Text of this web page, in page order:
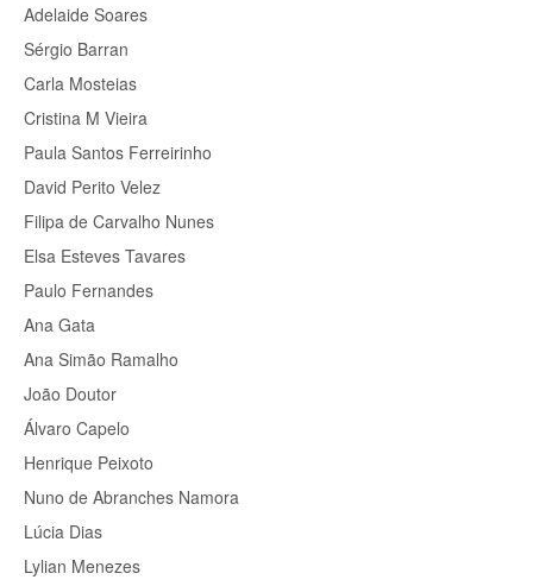
Adelaide Soares
Sérgio Barran
Carla Mosteias
Cristina M Vieira
Paula Santos Ferreirinho
David Perito Velez
Filipa de Carvalho Nunes
Elsa Esteves Tavares
Paulo Fernandes
Ana Gata
Ana Simão Ramalho
João Doutor
Álvaro Capelo
Henrique Peixoto
Nuno de Abranches Namora
Lúcia Dias
Lylian Menezes